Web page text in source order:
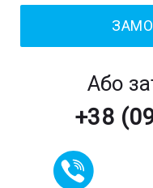
Або
+38